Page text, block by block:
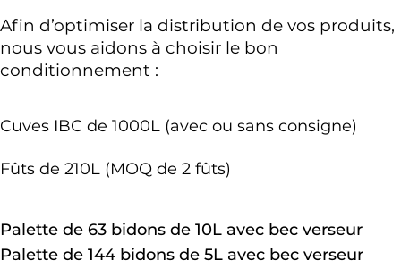
Afin d’optimiser la distribution de vos produits,
nous vous aidons à choisir le bon
conditionnement :
Cuves IBC de 1000L (avec ou sans consigne)
Fûts de 210L (MOQ de 2 fûts)
Palette de 63 bidons de 10L avec bec verseur
Palette de 144 bidons de 5L avec bec verseur